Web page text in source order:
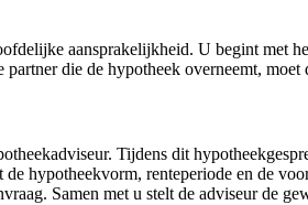
aansprakelijkheid. U begint met
die de hypotheek overneemt,
Tijdens dit
hypotheekvorm, renteperiode en de
Samen met u stelt de adviseur de